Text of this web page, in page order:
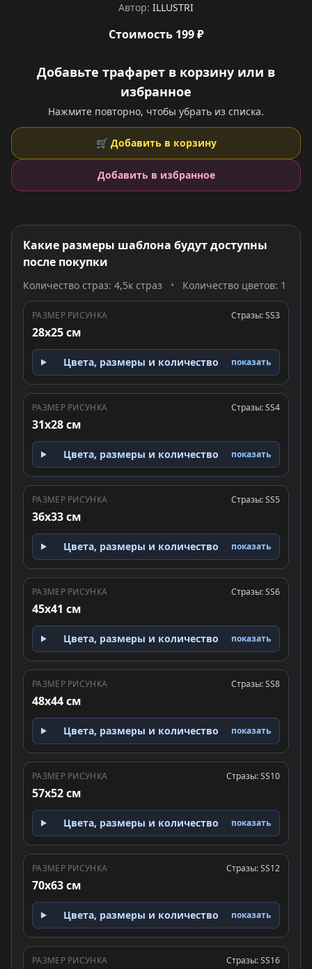
Автор: ILLUSTRI
Стоимость 199 ₽
Добавьте трафарет в корзину или в
избранное
Нажмите повторно, чтобы убрать из списка.
🛒 Добавить в корзину
Добавить в избранное
Какие размеры шаблона будут доступны
после покупки
Количество страз: 4,5к страз • Количество цветов: 1
РАЗМЕР РИСУНКА
28x25 см
Стразы: SS3
Цвета, размеры и количество показать
РАЗМЕР РИСУНКА
31x28 см
Стразы: SS4
Цвета, размеры и количество показать
РАЗМЕР РИСУНКА
36x33 см
Стразы: SS5
Цвета, размеры и количество показать
РАЗМЕР РИСУНКА
45x41 см
Стразы: SS6
Цвета, размеры и количество показать
РАЗМЕР РИСУНКА
48x44 см
Стразы: SS8
Цвета, размеры и количество показать
РАЗМЕР РИСУНКА
57x52 см
Стразы: SS10
Цвета, размеры и количество показать
РАЗМЕР РИСУНКА
70x63 см
Стразы: SS12
Цвета, размеры и количество показать
РАЗМЕР РИСУНКА Стразы: SS16